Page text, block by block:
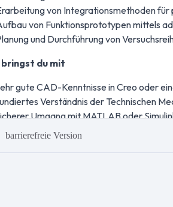
barrierefreie Version